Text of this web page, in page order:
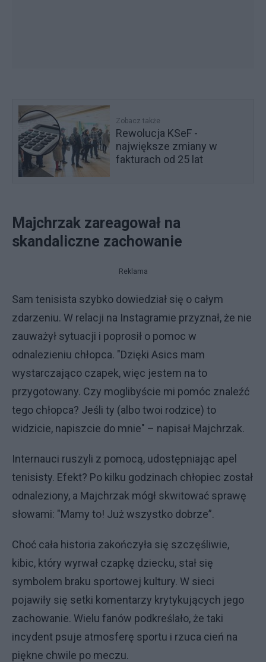
Zobacz także
Rewolucja KSeF -
największe zmiany w
fakturach od 25 lat
Majchrzak zareagował na
skandaliczne zachowanie
Reklama
Sam tenisista szybko dowiedział się o całym
zdarzeniu. W relacji na Instagramie przyznał, że nie
zauważył sytuacji i poprosił o pomoc w
odnalezieniu chłopca. "Dzięki Asics mam
wystarczająco czapek, więc jestem na to
przygotowany. Czy moglibyście mi pomóc znaleźć
tego chłopca? Jeśli ty (albo twoi rodzice) to
widzicie, napiszcie do mnie" – napisał Majchrzak.
Internauci ruszyli z pomocą, udostępniając apel
tenisisty. Efekt? Po kilku godzinach chłopiec został
odnaleziony, a Majchrzak mógł skwitować sprawę
słowami: "Mamy to! Już wszystko dobrze”.
Choć cała historia zakończyła się szczęśliwie,
kibic, który wyrwał czapkę dziecku, stał się
symbolem braku sportowej kultury. W sieci
pojawiły się setki komentarzy krytykujących jego
zachowanie. Wielu fanów podkreślało, że taki
incydent psuje atmosferę sportu i rzuca cień na
piękne chwile po meczu.